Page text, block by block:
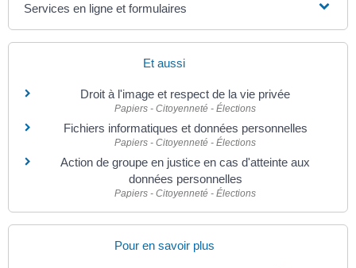
Services en ligne et formulaires
Et aussi
Droit à l'image et respect de la vie privée
Papiers - Citoyenneté - Élections
Fichiers informatiques et données personnelles
Papiers - Citoyenneté - Élections
Action de groupe en justice en cas d'atteinte aux
données personnelles
Papiers - Citoyenneté - Élections
Pour en savoir plus